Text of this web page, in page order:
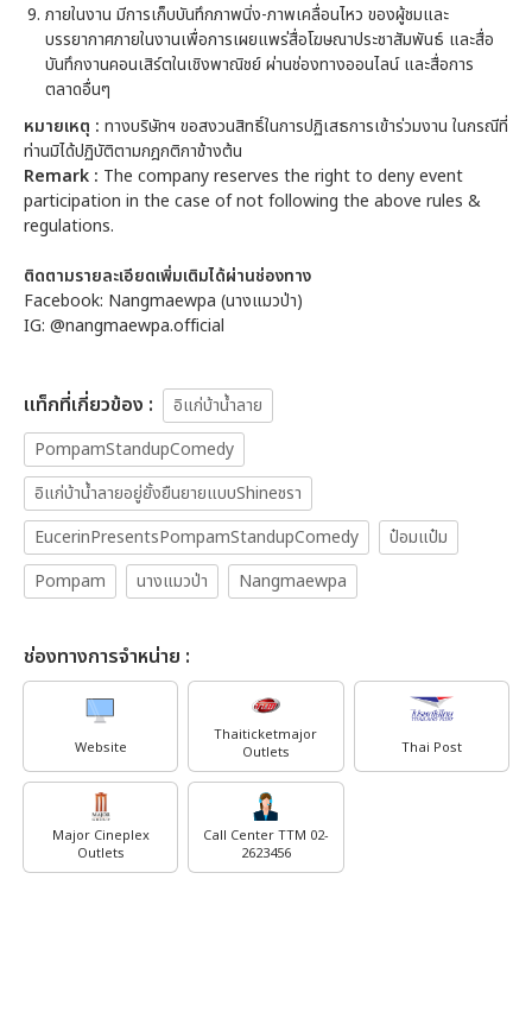
ภายในงาน มีการเก็บบันทึกภาพนิ่ง-ภาพเคลื่อนไหว ของผู้ชมและ
บรรยากาศภายในงานเพื่อการเผยแพร่สื่อโฆษณาประชาสัมพันธ์ และสื่อ
บันทึกงานคอนเสิร์ตในเชิงพาณิชย์ ผ่านช่องทางออนไลน์ และสื่อการ
ตลาดอื่นๆ
หมายเหตุ : ทางบริษัทฯ ขอสงวนสิทธิ์ในการปฏิเสธการเข้าร่วมงาน ในกรณีที่
ท่านมิได้ปฏิบัติตามกฎกติกาข้างต้น
Remark : The company reserves the right to deny event
participation in the case of not following the above rules &
regulations.
ติดตามรายละเอียดเพิ่มเติมได้ผ่านช่องทาง
Facebook: Nangmaewpa (นางแมวป่า)
IG: @nangmaewpa.official
เเท็กที่เกี่ยวข้อง :
อิแก่บ้าน้ำลาย
PompamStandupComedy
อิแก่บ้าน้ำลายอยู่ยั้งยืนยายแบบShineชรา
EucerinPresentsPompamStandupComedy
ป๋อมแป๋ม
Pompam
นางแมวป่า Nangmaewpa
ช่องทางการจำหน่าย :
Website
Thaiticketmajor
Outlets
Thai Post
Major Cineplex
Outlets
Call Center TTM 02-
2623456